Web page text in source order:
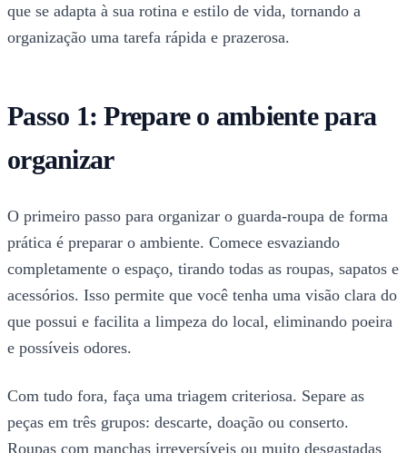
que se adapta à sua rotina e estilo de vida, tornando a
organização uma tarefa rápida e prazerosa.
Passo 1: Prepare o ambiente para
organizar
O primeiro passo para organizar o guarda-roupa de forma
prática é preparar o ambiente. Comece esvaziando
completamente o espaço, tirando todas as roupas, sapatos e
acessórios. Isso permite que você tenha uma visão clara do
que possui e facilita a limpeza do local, eliminando poeira
e possíveis odores.
Com tudo fora, faça uma triagem criteriosa. Separe as
peças em três grupos: descarte, doação ou conserto.
Roupas com manchas irreversíveis ou muito desgastadas